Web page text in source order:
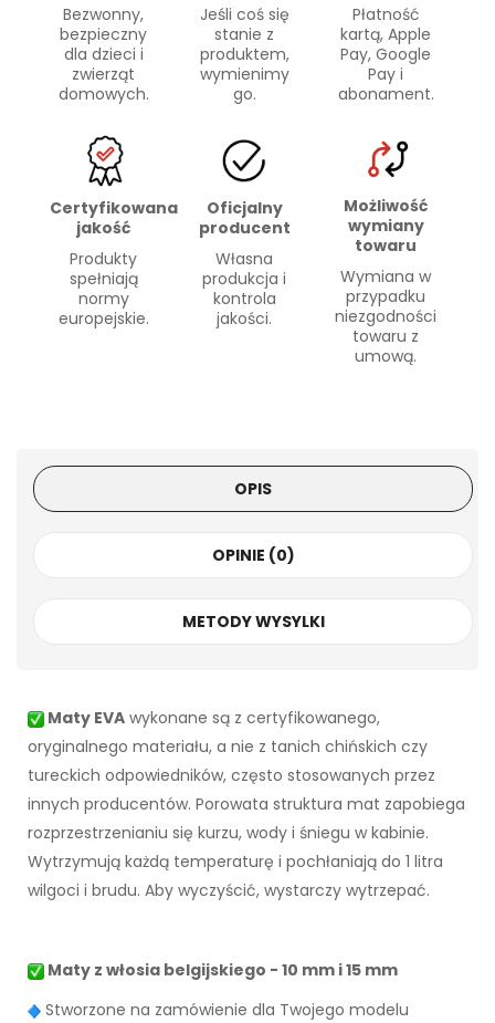
Bezwonny,
bezpieczny
dla dzieci i
zwierząt
domowych.
Jeśli coś się
stanie z
produktem,
wymienimy
go.
Płatność
kartą, Apple
Pay, Google
Pay i
abonament.
Certyfikowana
jakość
Produkty
spełniają
normy
europejskie.
Oficjalny
producent
Własna
produkcja i
kontrola
jakości.
Możliwość
wymiany
towaru
Wymiana w
przypadku
niezgodności
towaru z
umową.
OPIS
OPINIE (0)
METODY WYSYLKI
Maty EVA wykonane są z certyfikowanego,
oryginalnego materiału, a nie z tanich chińskich czy
tureckich odpowiedników, często stosowanych przez
innych producentów. Porowata struktura mat zapobiega
rozprzestrzenianiu się kurzu, wody i śniegu w kabinie.
Wytrzymują każdą temperaturę i pochłaniają do 1 litra
wilgoci i brudu. Aby wyczyścić, wystarczy wytrzepać.
Maty z włosia belgijskiego - 10 mm i 15 mm
Stworzone na zamówienie dla Twojego modelu